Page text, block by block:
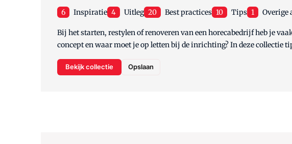
6 Inspiratie 4 Uitleg 20 Best practices 10 Tips 1 Overige
Bij het starten, restylen of renoveren van een horecabedrijf heb je
concept en waar moet je op letten bij de inrichting? In deze collectie
Bekijk collectie Opslaan